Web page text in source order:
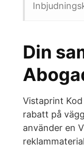
Din
Vistaprint
rabatt på
använder en